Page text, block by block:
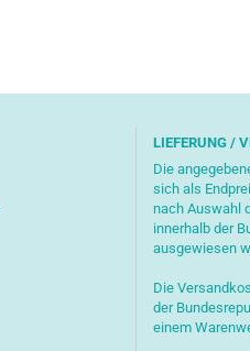
LIEFERUNG /
Die
sich als
nach Auswahl
innerhalb der
ausgewiesen
Die
der
einem